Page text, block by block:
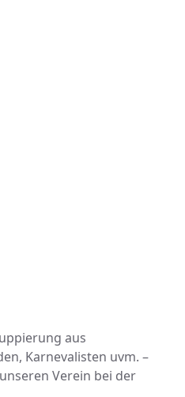
aus
Karnevalisten uvm. –
Verein bei der